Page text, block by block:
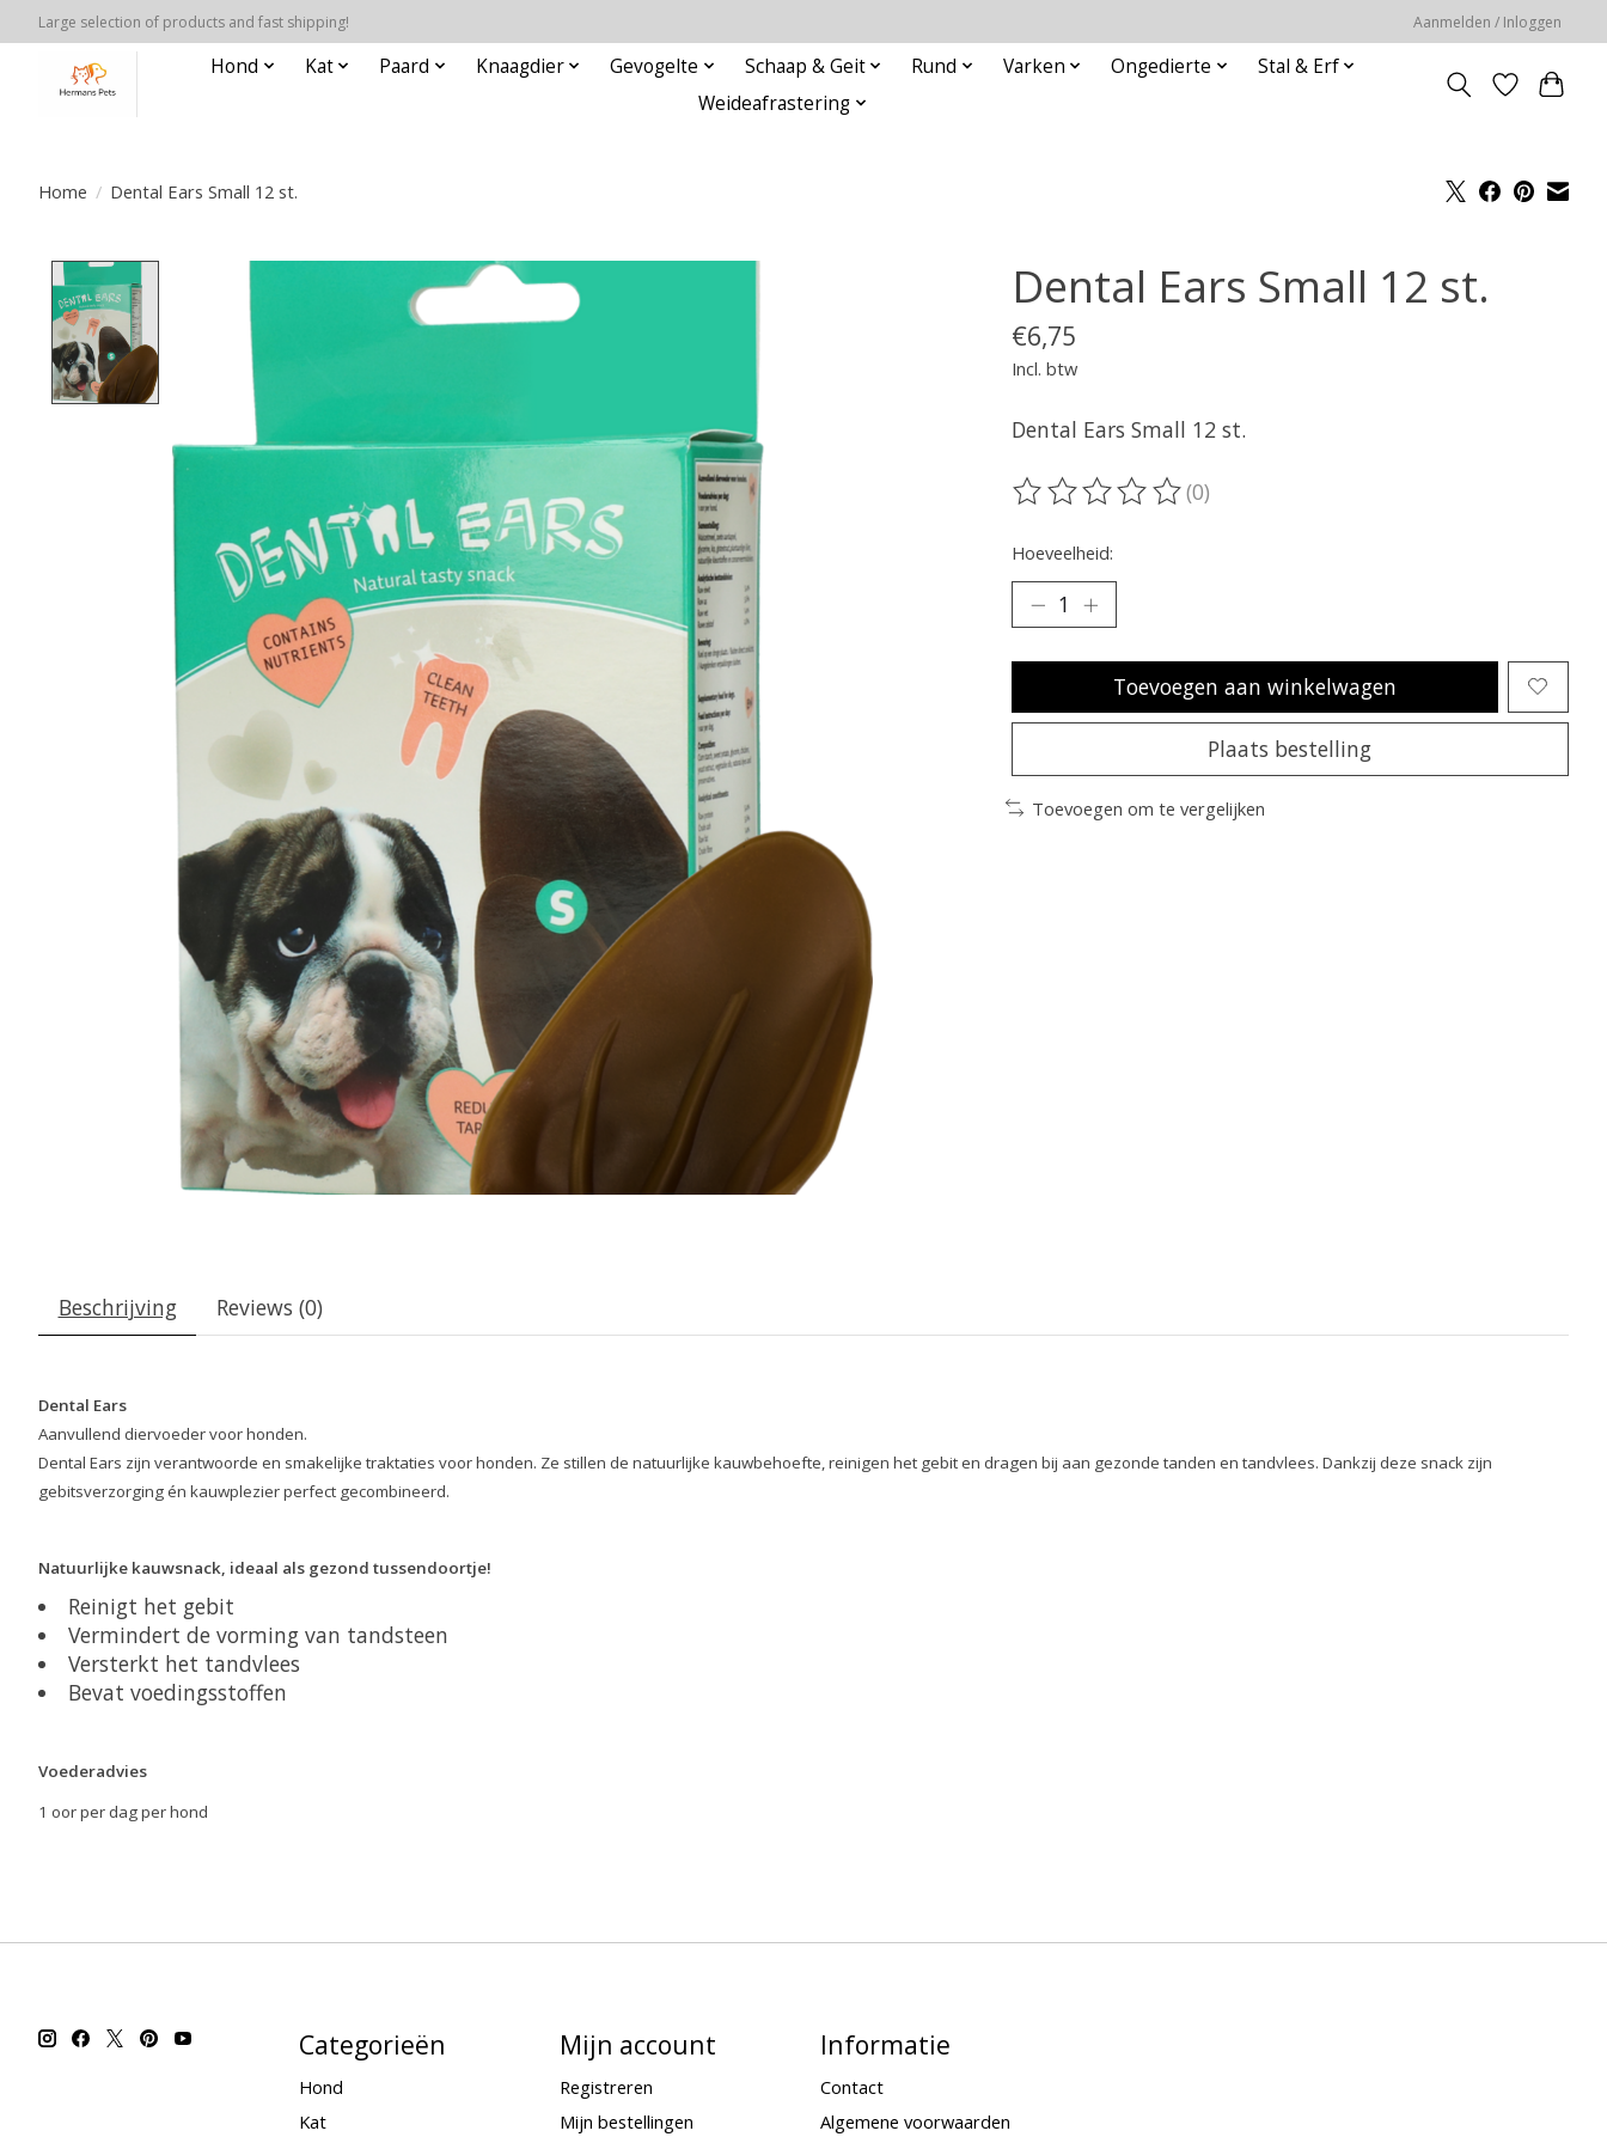
Large selection of products and fast shipping! Aanmelden / Inloggen
Hond Kat Paard Knaagdier Gevogelte Schaap & Geit Rund Varken Ongedierte
Stal & Erf
Weideafrastering
Home / Dental Ears Small 12 st.
Product image slideshow Items Dental Ears Small 12 st.
€6,75
Incl. btw
Dental Ears Small 12 st.
De beoordeling van dit product is
(0)
Hoeveelheid:
Toevoegen aan winkelwagen
Plaats bestelling
Toevoegen om te vergelijken
Beschrijving Reviews (0)
Dental Ears
Aanvullend diervoeder voor honden.
Dental Ears zijn verantwoorde en smakelijke traktaties voor honden. Ze stillen de natuurlijke kauwbehoefte, reinigen het gebit en dragen bij aan gezonde tanden en tandvlees. Dankzij deze snack zijn
gebitsverzorging én kauwplezier perfect gecombineerd.
Natuurlijke kauwsnack, ideaal als gezond tussendoortje!
Reinigt het gebit
Vermindert de vorming van tandsteen
Versterkt het tandvlees
Bevat voedingsstoffen
Voederadvies
1 oor per dag per hond
Categorieën
Hond
Kat
Mijn account
Registreren
Mijn bestellingen
Informatie
Contact
Algemene voorwaarden